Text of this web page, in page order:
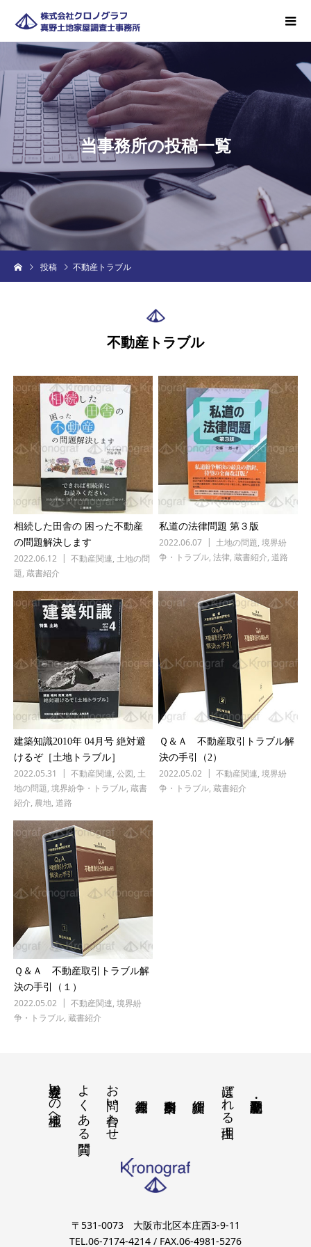
当事務所の投稿一覧
投稿 不動産トラブル
不動産トラブル
相続した田舎の 困った不動産
の問題解決します
2022.06.12 不動産関連, 土地の問
題, 蔵書紹介
私道の法律問題 第３版
2022.06.07 土地の問題, 境界紛
争・トラブル, 法律, 蔵書紹介, 道路
建築知識2010年 04月号 絶対避
けるぞ［土地トラブル］
2022.05.31 不動産関連, 公図, 土
地の問題, 境界紛争・トラブル, 蔵書
紹介, 農地, 道路
Ｑ＆Ａ 不動産取引トラブル解
決の手引（2）
2022.05.02 不動産関連, 境界紛
争・トラブル, 蔵書紹介
Ｑ＆Ａ 不動産取引トラブル解
決の手引（１）
2022.05.02 不動産関連, 境界紛
争・トラブル, 蔵書紹介
選ばれる理由
お問い合わせ
よくある質問
境界立会いの地主様へ
〒531-0073 大阪市北区本庄西3-9-11
TEL.06-7174-4214 / FAX.06-4981-5276